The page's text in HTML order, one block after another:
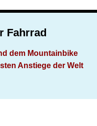
Fahrrad
dem Mountainbike
Anstiege der Welt